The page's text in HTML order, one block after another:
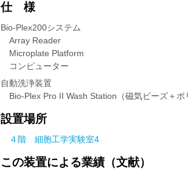
仕 様
Bio-Plex200システム
Array Reader
Microplate Platform
コンピューター
自動洗浄装置
Bio-Plex Pro II Wash Station（磁気ビーズ＋ポ
設置場所
４階 細胞工学実験室4
この装置による業績（文献）